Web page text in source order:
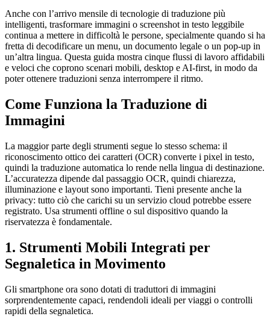
Anche con l’arrivo mensile di tecnologie di traduzione più
intelligenti, trasformare immagini o screenshot in testo leggibile
continua a mettere in difficoltà le persone, specialmente quando si ha
fretta di decodificare un menu, un documento legale o un pop-up in
un’altra lingua. Questa guida mostra cinque flussi di lavoro affidabili
e veloci che coprono scenari mobili, desktop e AI-first, in modo da
poter ottenere traduzioni senza interrompere il ritmo.
Come Funziona la Traduzione di
Immagini
La maggior parte degli strumenti segue lo stesso schema: il
riconoscimento ottico dei caratteri (OCR) converte i pixel in testo,
quindi la traduzione automatica lo rende nella lingua di destinazione.
L’accuratezza dipende dal passaggio OCR, quindi chiarezza,
illuminazione e layout sono importanti. Tieni presente anche la
privacy: tutto ciò che carichi su un servizio cloud potrebbe essere
registrato. Usa strumenti offline o sul dispositivo quando la
riservatezza è fondamentale.
1. Strumenti Mobili Integrati per
Segnaletica in Movimento
Gli smartphone ora sono dotati di traduttori di immagini
sorprendentemente capaci, rendendoli ideali per viaggi o controlli
rapidi della segnaletica.